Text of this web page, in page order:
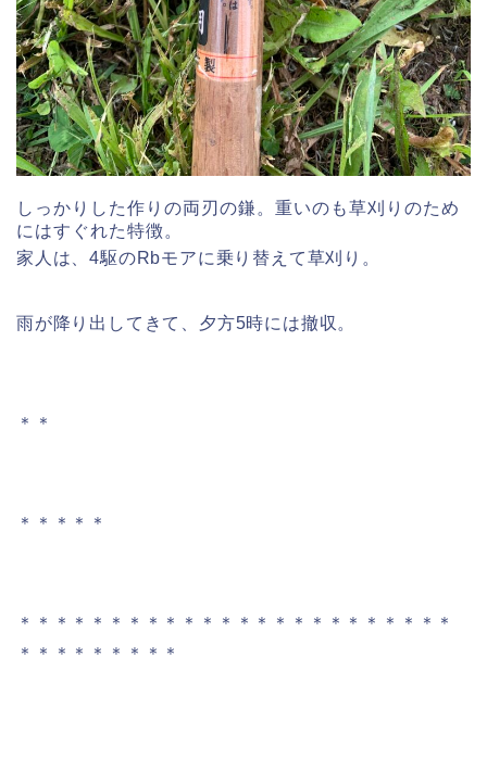
しっかりした作りの両刃の鎌。重いのも草刈りのため
にはすぐれた特徴。
家人は、4駆のRbモアに乗り替えて草刈り。
雨が降り出してきて、夕方5時には撤収。
＊＊
＊＊＊＊＊
＊＊＊＊＊＊＊＊＊＊＊＊＊＊＊＊＊＊＊＊＊＊＊＊
＊＊＊＊＊＊＊＊＊